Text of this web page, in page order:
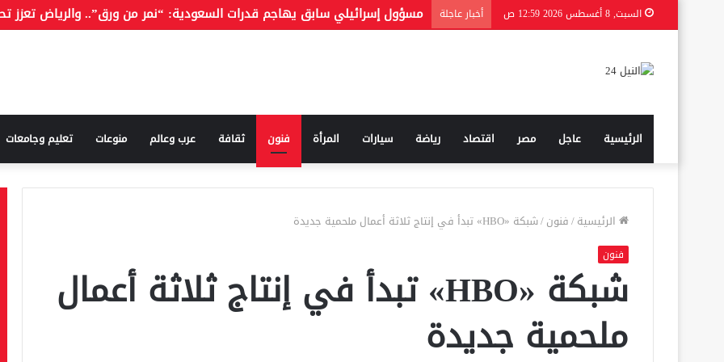
السبت, 8 أغسطس 2026 12:59 ص أخبار عاجلة
الرئيسية عاجل مصر اقتصاد رياضة سيارات المرأة فنون ثقافة عرب وعالم منوعات تعليم وجامعات
الرئيسية/فنون/شبكة «HBO» تبدأ في إنتاج ثلاثة أعمال ملحمية جديدة
فنون
شبكة «HBO» تبدأ في إنتاج ثلاثة أعمال
ملحمية جديدة